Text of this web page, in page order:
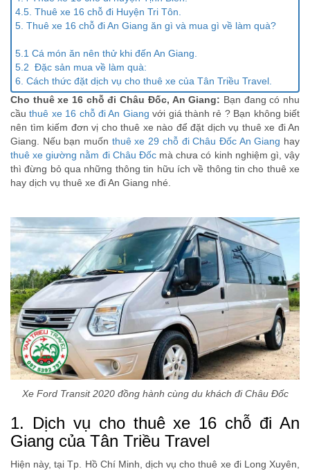
4.5. Thuê xe 16 chỗ đi Huyện Tri Tôn.
5. Thuê xe 16 chỗ đi An Giang ăn gì và mua gì về làm quà?
5.1 Cá món ăn nên thử khi đến An Giang.
5.2 Đặc sản mua về làm quà:
6. Cách thức đặt dịch vụ cho thuê xe của Tân Triều Travel.
Cho thuê xe 16 chỗ đi Châu Đốc, An Giang: Bạn đang có nhu
cầuthuê xe 16 chỗ đi An Giang với giá thành rẻ ? Bạn không biết
nên tìm kiếm đơn vị cho thuê xe nào để đặt dịch vụ thuê xe đi An
Giang. Nếu bạn muốn thuê xe 29 chỗ đi Châu Đốc An Giang hay
thuê xe giường nằm đi Châu Đốcmà chưa có kinh nghiệm gì, vậy
thì đừng bỏ qua những thông tin hữu ích về thông tin cho thuê xe
hay dịch vụ thuê xe đi An Giang nhé.
Xe Ford Transit 2020 đồng hành cùng du khách đi Châu Đốc
1. Dịch vụ cho thuê xe 16 chỗ đi An
Giang của Tân Triều Travel
Hiện này, tại Tp. Hồ Chí Minh, dịch vụ cho thuê xe đi Long Xuyên,